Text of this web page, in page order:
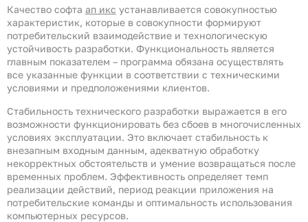
Качество софта ап икс устанавливается совокупностью
характеристик, которые в совокупности формируют
потребительский взаимодействие и технологическую
устойчивость разработки. Функциональность является
главным показателем – программа обязана осуществлять
все указанные функции в соответствии с техническими
условиями и предположениями клиентов.
Стабильность технического разработки выражается в его
возможности функционировать без сбоев в многочисленных
условиях эксплуатации. Это включает стабильность к
внезапным входным данным, адекватную обработку
некорректных обстоятельств и умение возвращаться после
временных проблем. Эффективность определяет темп
реализации действий, период реакции приложения на
потребительские команды и оптимальность использования
компьютерных ресурсов.